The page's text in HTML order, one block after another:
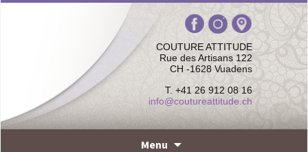
COUTURE ATTITUDE
Rue des Artisans 122
CH -1628 Vuadens
T. +41 26 912 08 16
info@coutureattitude.ch
Menu